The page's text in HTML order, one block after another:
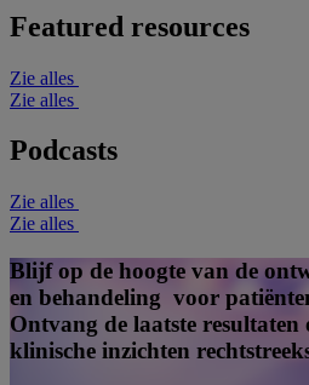
Featured resources
Zie alles
Zie alles
Podcasts
Zie alles
Zie alles
Blijf op de hoogte van de
en behandeling voor
Ontvang de laatste resultaten
klinische inzichten